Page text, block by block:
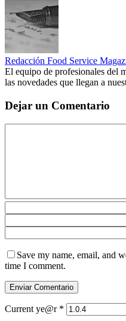
Redacción Food Service
El equipo de profesionales del
las novedades que llegan a
Dejar un Comentario
Save my name, email, and
time I comment.
Current ye@r *